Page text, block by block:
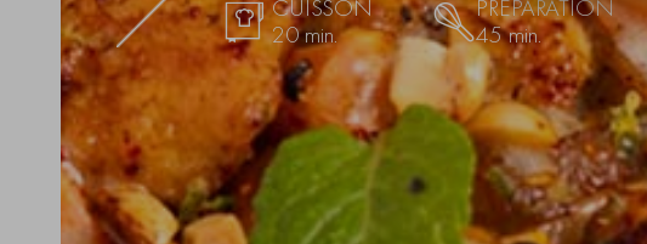
CUISSON
20 min.
PRÉPARATION
45 min.